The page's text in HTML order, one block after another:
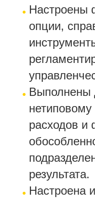
Настроены
опции,
Выполнены
расходов
результата.
Настроена